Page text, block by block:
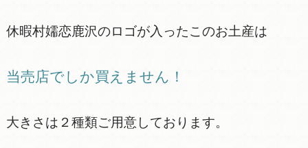
休暇村嬬恋鹿沢のロゴが入ったこのお土産は
当売店でしか買えません！
大きさは２種類ご用意しております。